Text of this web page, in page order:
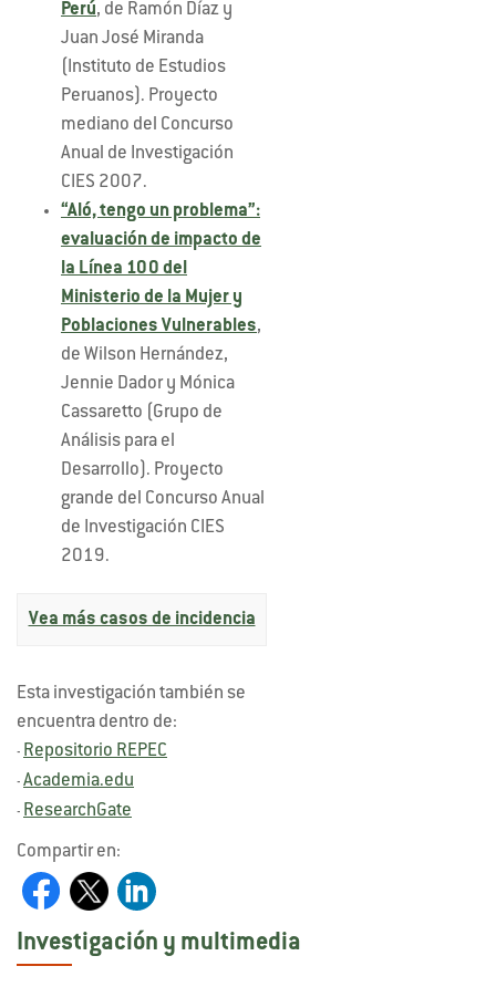
Perú, de Ramón Díaz y
Juan José Miranda
(Instituto de Estudios
Peruanos). Proyecto
mediano del Concurso
Anual de Investigación
CIES 2007.
“Aló, tengo un problema”:
evaluación de impacto de
la Línea 100 del
Ministerio de la Mujer y
Poblaciones Vulnerables,
de Wilson Hernández,
Jennie Dador y Mónica
Cassaretto (Grupo de
Análisis para el
Desarrollo). Proyecto
grande del Concurso Anual
de Investigación CIES
2019.
Vea más casos de incidencia
Esta investigación también se
encuentra dentro de:
- Repositorio REPEC
- Academia.edu
- ResearchGate
Compartir en:
Investigación y multimedia